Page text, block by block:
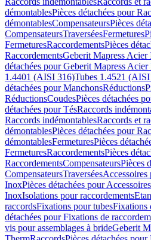
démontablesPièces détachées pour
démontablesCompensateursPièces
CompensateursTraverséesFermetures
FermeturesRaccordementsPièces
RaccordementsGeberit Mapress Acier
détachées pour Geberit Mapress
1.4401 (AISI 316)Tubes 1.4521
détachées pour ManchonsRéductions
RéductionsCoudesPièces détachées
détachées pour TésRaccords
Raccords indémontablesRaccords et
démontablesPièces détachées pour
démontablesFermeturesPièces
FermeturesRaccordementsPièces
RaccordementsCompensateursPièces
CompensateursTraversées
InoxPièces détachées pour
InoxIsolations pour raccordements
raccordsFixations pour tubesFixations
détachées pour Fixations de
vis pour assemblages à brideGeberit